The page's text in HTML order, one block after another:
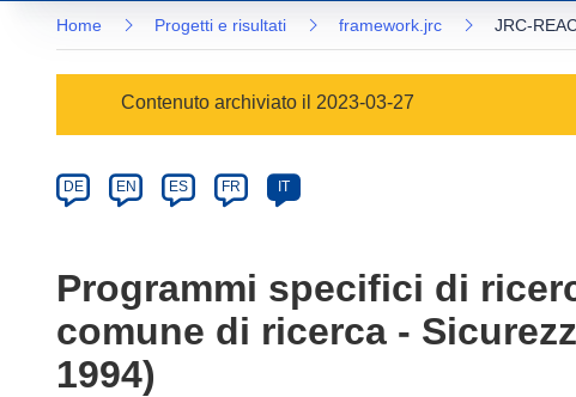
Home Progetti e risultati framework.jrc JRC-
Category
Contenuto archiviato il 2023-03-27
Article
available
following
languages:
DE EN ES FR IT
Programmi specifici di
comune di ricerca -
1994)